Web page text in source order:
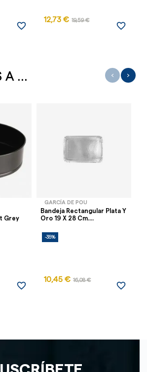
favorite_border
12,73 € 19,59 €
favorite_border
A ...
Grey
favorite_border
GARCÍA DE POU
Bandeja Rectangular Plata Y
Oro 19 X 28 Cm....
-35%
10,45 € 16,08 €
favorite_border
‹ ›